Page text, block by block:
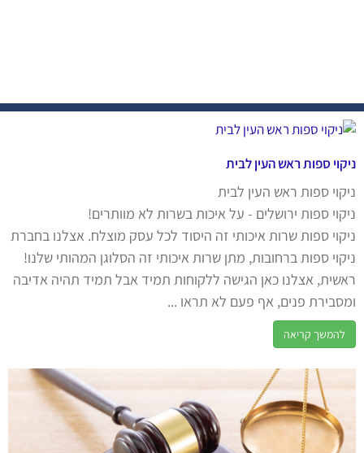
ניקוי ספות ראש העין לבית
ניקוי ספות ראש העין לבית
ניקוי ספות ירושלים - על איכות בשרות לא מוותרים!
ניקוי ספות שרות איכותי זה היסוד לכל עסק מוצלח. אצלנו בחברת
ניקוי ספות ברחובות, מתן שרות איכותי זה הסלוגן המהותי שלנו!
ראשית, אצלנו כאן הגישה ללקוחות תמיד אבל תמיד תהיה אדיבה
ומסבירת פנים, אף פעם לא תראו ...
להמשך קריאה